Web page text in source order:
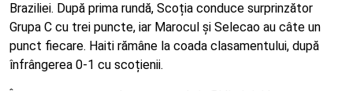
Braziliei. După prima rundă, Scoția conduce surprinzător
Grupa C cu trei puncte, iar Marocul și Selecao au câte un
punct fiecare. Haiti rămâne la coada clasamentului, după
înfrângerea 0-1 cu scoțienii.